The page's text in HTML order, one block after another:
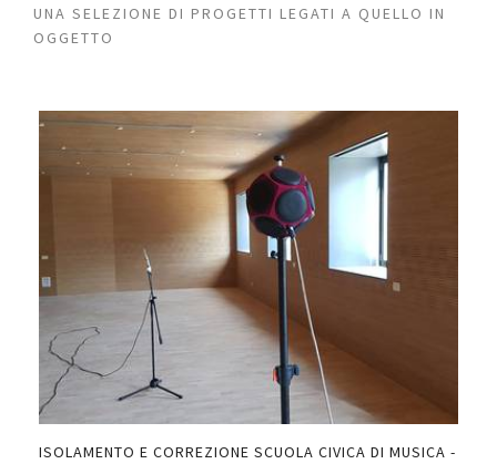
UNA SELEZIONE DI PROGETTI LEGATI A QUELLO IN
OGGETTO
ISOLAMENTO E CORREZIONE SCUOLA CIVICA DI MUSICA -